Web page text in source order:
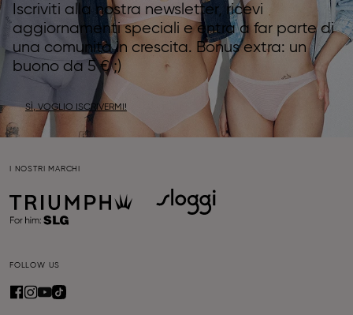
Iscriviti alla nostra newsletter, ricevi
aggiornamenti speciali e entra a far parte di
una comunità in crescita. Bonus extra: un
buono da 5 € ;)
SÌ, VOGLIO ISCRIVERMI!
I NOSTRI MARCHI
FOLLOW US